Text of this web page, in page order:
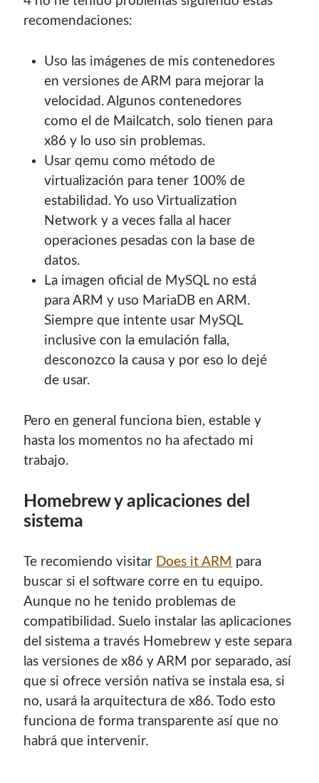
recomendaciones:
Uso las imágenes de mis contenedores
en versiones de ARM para mejorar la
velocidad. Algunos contenedores
como el de Mailcatch, solo tienen para
x86 y lo uso sin problemas.
Usar qemu como método de
virtualización para tener 100% de
estabilidad. Yo uso Virtualization
Network y a veces falla al hacer
operaciones pesadas con la base de
datos.
La imagen oficial de MySQL no está
para ARM y uso MariaDB en ARM.
Siempre que intente usar MySQL
inclusive con la emulación falla,
desconozco la causa y por eso lo dejé
de usar.
Pero en general funciona bien, estable y
hasta los momentos no ha afectado mi
trabajo.
Homebrew y aplicaciones del
sistema
Te recomiendo visitar Does it ARM para
buscar si el software corre en tu equipo.
Aunque no he tenido problemas de
compatibilidad. Suelo instalar las aplicaciones
del sistema a través Homebrew y este separa
las versiones de x86 y ARM por separado, así
que si ofrece versión nativa se instala esa, si
no, usará la arquitectura de x86. Todo esto
funciona de forma transparente así que no
habrá que intervenir.